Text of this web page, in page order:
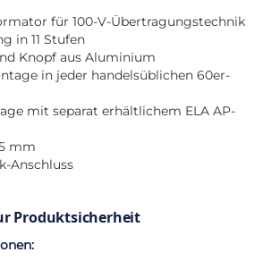
für 100-V-Übertragungstechnik
in 11 Stufen
Knopf aus Aluminium
in jeder handelsüblichen 60er-
mit separat erhältlichem ELA AP-
mm
Anschluss
Produktsicherheit